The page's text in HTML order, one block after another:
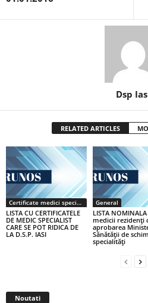
Dsp
RELATED ARTICLES
Certificate medici specialiști / primari
LISTA CU CERTIFICATELE
DE MEDIC SPECIALIST
CARE SE POT RIDICA DE
LA D.S.P. IASI
General
LISTA NOMINALA
medicii rezidenţi
aprobarea
Sănătăţii de
specialităţi
Noutati